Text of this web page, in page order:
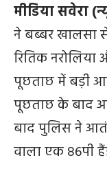
मीडिया सवेरा
ने बब्बर खालसा
रितिक
पूछताछ में बड़ी
पूछताछ के बाद
बाद पुलिस ने
वाला एक 86पी